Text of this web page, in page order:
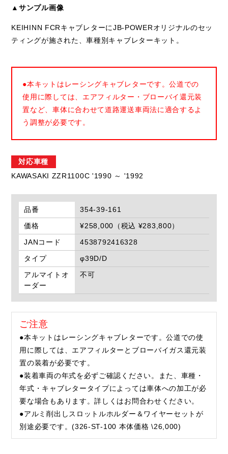
▲サンプル画像
KEIHINN FCRキャブレターにJB-POWERオリジナルのセッ
ティングが施された、車種別キャブレターキット。
●本キットはレーシングキャブレターです。公道での
使用に際しては、エアフィルター・ブローバイ還元装
置など、車体に合わせて道路運送車両法に適合するよ
う調整が必要です。
対応車種
KAWASAKI ZZR1100C '1990 ～ '1992
品番
354-39-161
価格
¥258,000（税込 ¥283,800）
JANコード
4538792416328
タイプ
φ39D/D
アルマイトオ
ーダー
不可
ご注意
●本キットはレーシングキャブレターです。公道での使
用に際しては、エアフィルターとブローバイガス還元装
置の装着が必要です。
●装着車両の年式を必ずご確認ください。また、車種・
年式・キャブレタータイプによっては車体への加工が必
要な場合もあります。詳しくはお問合わせください。
●アルミ削出しスロットルホルダー＆ワイヤーセットが
別途必要です。(326-ST-100 本体価格 \26,000)